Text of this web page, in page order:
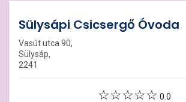
Sülysápi Csicsergő Óvoda
Vasút utca 90,
Sülysáp,
2241
0.0